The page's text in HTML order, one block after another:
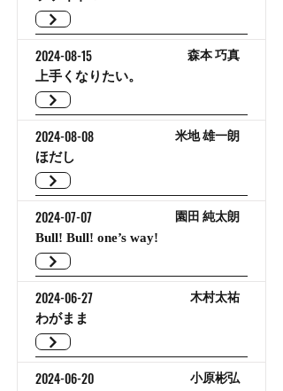
上手くなりたい。
2024-08-15 森本 巧真
ほだし
2024-08-08 米地 雄一朗
Bull! Bull! one’s way!
2024-07-07 園田 純太朗
わがまま
2024-06-27 木村太祐
2024-06-20 小原彬弘